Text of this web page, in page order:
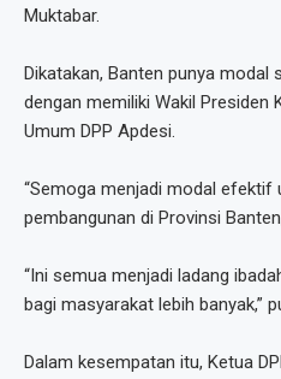
Muktabar.
Dikatakan, Banten punya modal
dengan memiliki Wakil Presiden
Umum DPP Apdesi.
“Semoga menjadi modal efektif
pembangunan di Provinsi
“Ini semua menjadi ladang
bagi masyarakat lebih banyak,”
Dalam kesempatan itu, Ketua